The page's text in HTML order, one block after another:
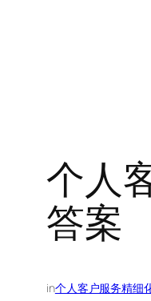
个人
答案
in个人客户服务精细